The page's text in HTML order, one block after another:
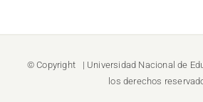
© Copyright | Universidad Nacional de
los derechos